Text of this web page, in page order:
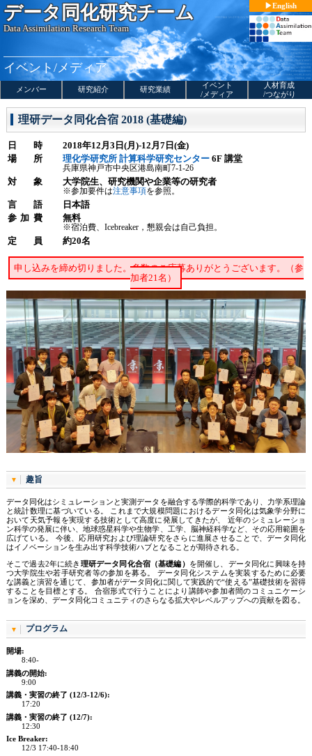
コ
ン
テ
ン
ス
キ
データ同化研究チーム
Data Assimilation Research Team
イベント/メディア
English
メンバー 研究紹介 研究業績
イベント
/メディア
人材育成
/つながり
理研データ同化合宿 2018 (基礎編)
日時 2018年12月3日(月)-12月7日(金)
場所
理化学研究所 計算科学研究センター 6F 講堂
兵庫県神戸市中央区港島南町7-1-26
対象 大学院生、 研究機関や企業等の研究者
※参加要件は注意事項を参照。
言語
日本語
参加費
無料
※宿泊費、Icebreaker，懇親会は自己負担。
定員 約20名
申し込みを締め切りました。多数のご応募ありがとうございます。（参
加者21名）
趣旨
データ同化はシミュレーションと実測データを融合する学際的科学であり、力学系理論
と統計数理に基づいている。 これまで大規模問題におけるデータ同化は気象学分野に
おいて天気予報を実現する技術として高度に発展してきたが、 近年のシミュレーショ
ン科学の発展に伴い、地球惑星科学や生物学、工学、脳神経科学など、その応用範囲を
広げている。 今後、応用研究および理論研究をさらに進展させることで、データ同化
はイノベーションを生み出す科学技術ハブとなることが期待される。
そこで過去2年に続き 理研データ同化合宿（基礎編） を開催し、データ同化に興味を持
つ大学院生や若手研究者等の参加を募る。 データ同化システムを実装するために必要
な講義と演習を通じて、参加者がデータ同化に関して実践的で“使える”基礎技術を習得
することを目標とする。 合宿形式で行うことにより講師や参加者間のコミュニケーシ
ョンを深め、データ同化コミュニティのさらなる拡大やレベルアップへの貢献を図る。
プログラム
開場
8:40-
講義の開始
9:00
講義・実習の終了 (12/3-12/6)
17:20
講義・実習の終了 (12/7)
12:30
Ice Breaker
12/3 17:40-18:40